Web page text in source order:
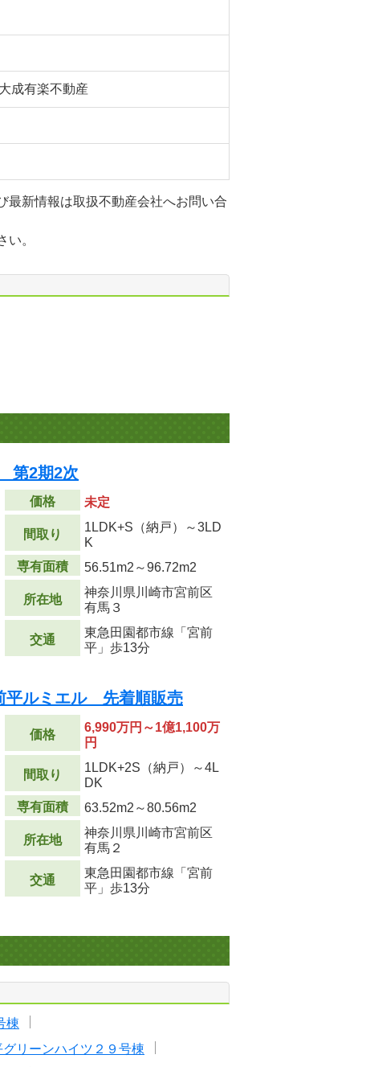
大成有楽不動産
最新情報は取扱不動産会社へお問い合
。
第2期2次
価格 未定
間取り
1LDK+S（納戸）～3LD
K
専有面積
56.51m2 ～96.72m2
所在地
神奈川県川崎市宮前区
有馬３
交通
東急田園都市線「宮前
平」歩13分
平ルミエル 先着順販売
価格
6,990万円～1億1,100万
円
間取り
1LDK+2S（納戸）～4L
DK
専有面積
63.52m2 ～80.56m2
所在地
神奈川県川崎市宮前区
有馬２
交通
東急田園都市線「宮前
平」歩13分
棟
グリーンハイツ２９号棟